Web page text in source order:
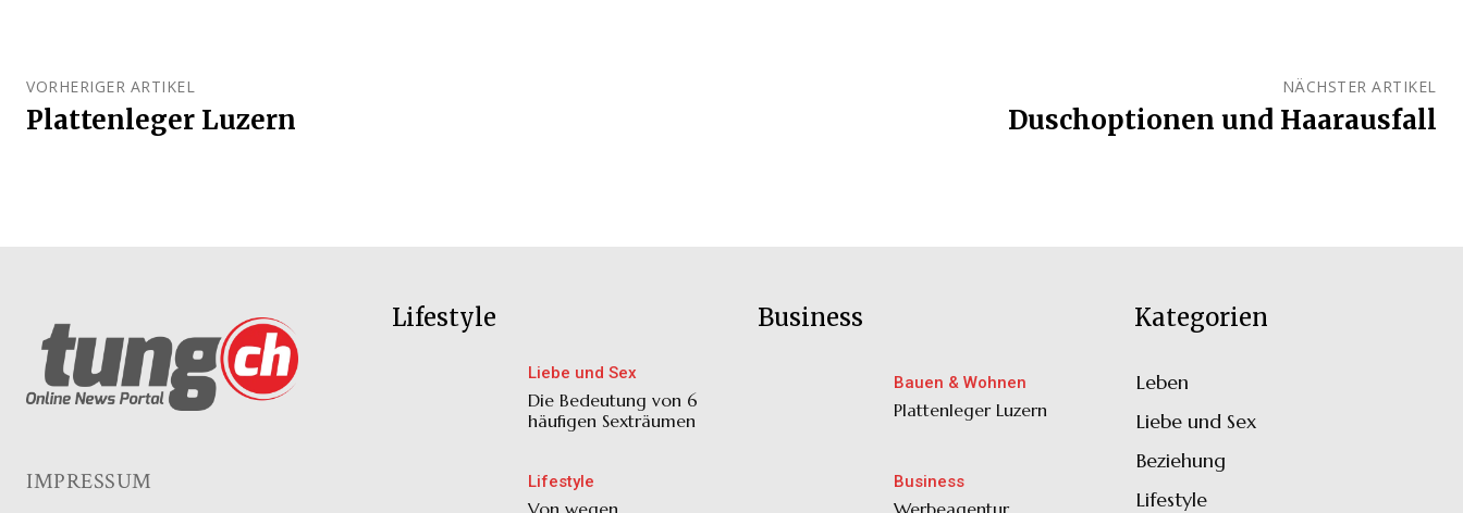
VORHERIGER ARTIKEL
Plattenleger Luzern
NÄCHSTER ARTIKEL
Duschoptionen und Haarausfall
IMPRESSUM
Lifestyle
Liebe und Sex
Die Bedeutung von 6
häufigen Sexträumen
Lifestyle
Business
Bauen & Wohnen
Plattenleger Luzern
Business
Kategorien
Leben
Liebe und Sex
Beziehung
Lifestyle